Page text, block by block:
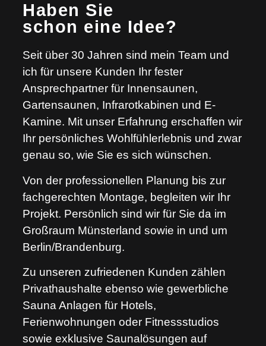
Haben Sie
schon eine Idee?
Seit über 30 Jahren sind mein Team und
ich für unsere Kunden Ihr fester
Ansprechpartner für Innensaunen,
Gartensaunen, Infrarotkabinen und E-
Kamine. Mit unser Erfahrung erschaffen wir
Ihr persönliches Wohlfühlerlebnis und zwar
genau so, wie Sie es sich wünschen.
Von der professionellen Planung bis zur
fachgerechten Montage, begleiten wir Ihr
Projekt. Persönlich sind wir für Sie da im
Großraum Münsterland sowie in und um
Berlin/Brandenburg.
Zu unseren zufriedenen Kunden zählen
Privathaushalte ebenso wie gewerbliche
Sauna Anlagen für Hotels,
Ferienwohnungen oder Fitnessstudios
sowie exklusive Saunalösungen auf